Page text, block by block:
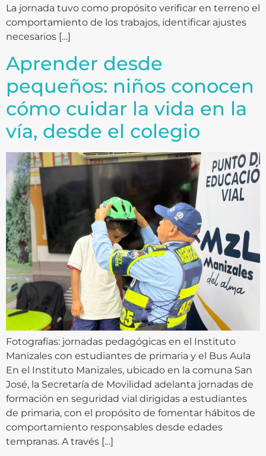
La jornada tuvo como propósito verificar en terreno el
comportamiento de los trabajos, identificar ajustes
necesarios […]
Aprender desde
pequeños: niños conocen
cómo cuidar la vida en la
vía, desde el colegio
Fotografías: jornadas pedagógicas en el Instituto
Manizales con estudiantes de primaria y el Bus Aula
En el Instituto Manizales, ubicado en la comuna San
José, la Secretaría de Movilidad adelanta jornadas de
formación en seguridad vial dirigidas a estudiantes
de primaria, con el propósito de fomentar hábitos de
comportamiento responsables desde edades
tempranas. A través […]